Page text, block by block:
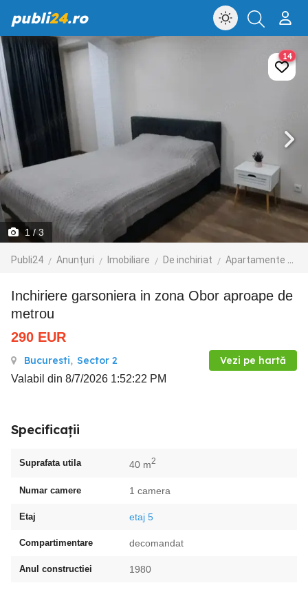
publi24.ro
1/ 3
Publi24 Anunțuri Imobiliare De inchiriat Apartamente de inchiriat
14
Inchiriere garsoniera in zona Obor aproape de
metrou
290 EUR
Bucuresti, Sector 2 Vezi pe hartă
Valabil din 8/7/2026 1:52:22 PM
Specificații
Suprafata utila 40 m2
Numar camere 1 camera
Etaj etaj 5
Compartimentare decomandat
Anul constructiei 1980